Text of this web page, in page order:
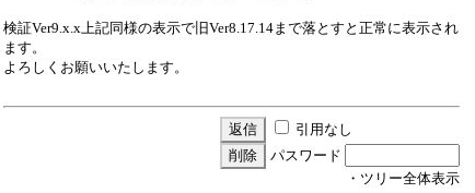
検証Ver9.x.x上記同様の表示で旧Ver8.17.14まで落とすと正常に表示され
ます。
よろしくお願いいたします。
引用なし
パスワード
・ツリー全体表示